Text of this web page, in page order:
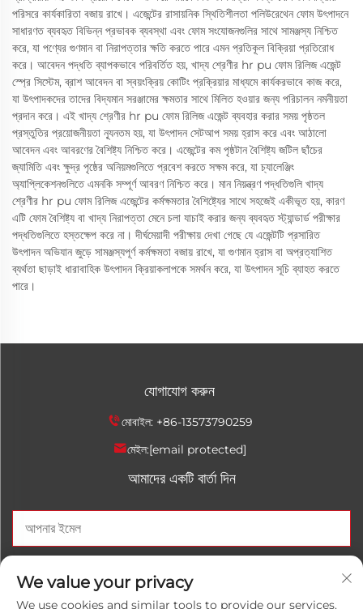
পরিসরে কার্যকারিতা বজায় রাখে। এজেন্টের রাসায়নিক স্থিতিশীলতা পলিউরেথেন ফোম উৎপাদনে
সাধারণত ব্যবহৃত বিভিন্ন প্রভাবক ব্যবস্থা এবং ফোম সংযোজনগুলির সাথে সামঞ্জস্য নিশ্চিত
করে, যা পণ্যের গুণমান বা নিরাপত্তার ক্ষতি করতে পারে এমন প্রতিকূল বিক্রিয়া প্রতিরোধ
করে। আবেদন পদ্ধতি ব্যাপকভাবে পরিবর্তিত হয়, খাদ্য শ্রেণীর hr pu ফোম রিলিজ এজেন্ট
স্প্রে সিস্টেম, ব্রাশ আবেদন বা স্বয়ংক্রিয় কোটিং প্রক্রিয়ার মাধ্যমে কার্যকরভাবে কাজ করে,
যা উৎপাদকদের তাদের বিদ্যমান সরঞ্জামের ক্ষমতার সাথে মিলিত হওয়ার জন্য পরিচালন নমনীয়তা
প্রদান করে। এই খাদ্য শ্রেণীর hr pu ফোম রিলিজ এজেন্ট ব্যবহার করার সময় পৃষ্ঠতল
প্রস্তুতির প্রয়োজনীয়তা ন্যূনতম হয়, যা উৎপাদন সেটআপ সময় হ্রাস করে এবং আঠালো
আবেদন এবং আবরণের বৈশিষ্ট্য নিশ্চিত করে। এজেন্টের কম পৃষ্ঠটান বৈশিষ্ট্য জটিল ছাঁচের
জ্যামিতি এবং ক্ষুদ্র পৃষ্ঠের অনিয়মগুলিতে প্রবেশ করতে সক্ষম করে, যা চ্যালেঞ্জিং
অ্যাপ্লিকেশনগুলিতে এমনকি সম্পূর্ণ আবরণ নিশ্চিত করে। মান নিয়ন্ত্রণ পদ্ধতিগুলি খাদ্য
শ্রেণীর hr pu ফোম রিলিজ এজেন্টের কর্মক্ষমতার বৈশিষ্ট্যের সাথে সহজেই একীভূত হয়, কারণ
এটি ফোম বৈশিষ্ট্য বা খাদ্য নিরাপত্তা মেনে চলা যাচাই করার জন্য ব্যবহৃত স্ট্যান্ডার্ড পরীক্ষার
পদ্ধতিগুলিতে হস্তক্ষেপ করে না। দীর্ঘমেয়াদী পরীক্ষায় দেখা গেছে যে এজেন্টটি প্রসারিত
উৎপাদন অভিযান জুড়ে সামঞ্জস্যপূর্ণ কর্মক্ষমতা বজায় রাখে, যা গুণমান হ্রাস বা অপ্রত্যাশিত
ব্যর্থতা ছাড়াই ধারাবাহিক উৎপাদন ক্রিয়াকলাপকে সমর্থন করে, যা উৎপাদন সূচি ব্যাহত করতে
পারে।
যোগাযোগ করুন
মোবাইল: +86-13573790259
মেইল:[email protected]
আমাদের একটি বার্তা দিন
এখন পাঠান
We value your privacy
We use cookies and similar tools to provide our services.